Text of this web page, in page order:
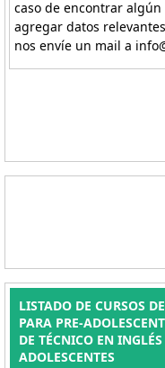
caso de encontrar
agregar datos
nos envíe un mail a
LISTADO DE CURSOS
PARA PRE-
DE TÉCNICO EN
ADOLESCENTES